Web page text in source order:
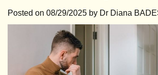
Posted on 08/29/2025 by Dr Diana